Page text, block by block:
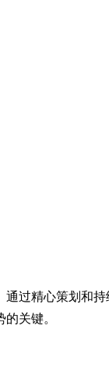
过精心策划和
关键。